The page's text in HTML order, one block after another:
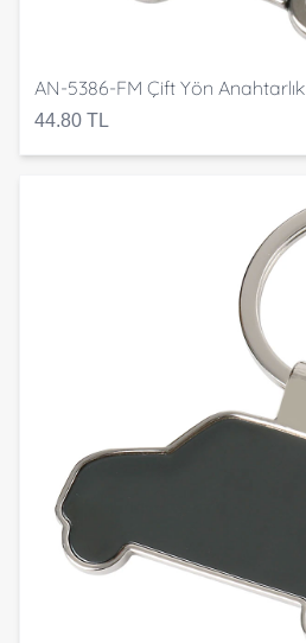
AN-5386-FM Çift Yön Anahtarlık
44.80 TL